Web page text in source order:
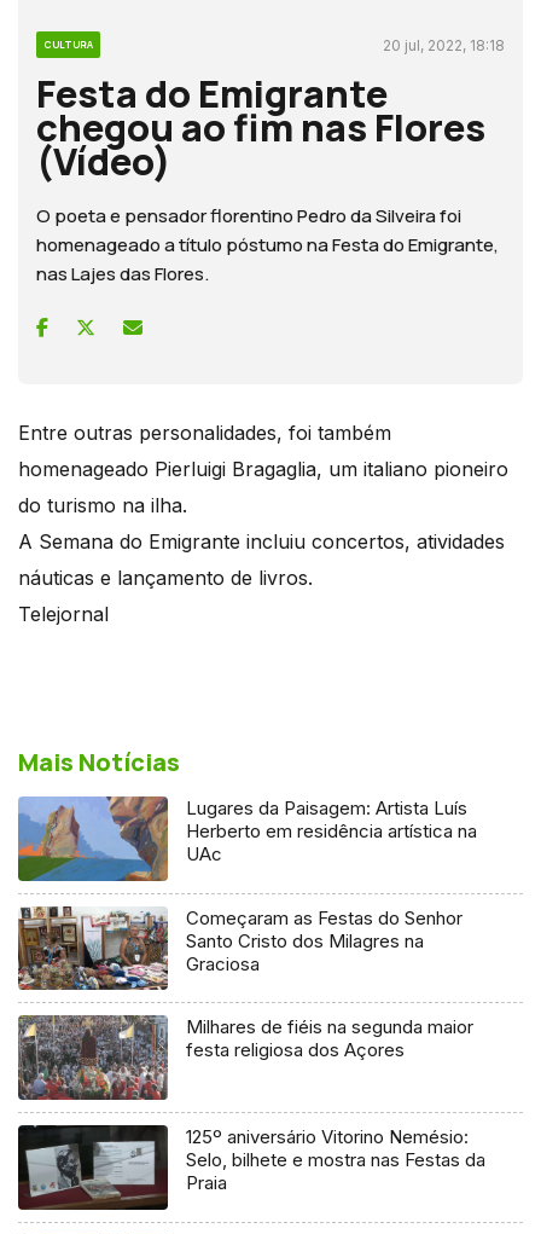
CULTURA 20 jul, 2022, 18:18
Festa do Emigrante
chegou ao fim nas Flores
(Vídeo)
O poeta e pensador florentino Pedro da Silveira foi
homenageado a título póstumo na Festa do Emigrante,
nas Lajes das Flores.
Entre outras personalidades, foi também
homenageado Pierluigi Bragaglia, um italiano pioneiro
do turismo na ilha.
A Semana do Emigrante incluiu concertos, atividades
náuticas e lançamento de livros.
Telejornal
Mais Notícias
Lugares da Paisagem: Artista Luís
Herberto em residência artística na
UAc
Começaram as Festas do Senhor
Santo Cristo dos Milagres na
Graciosa
Milhares de fiéis na segunda maior
festa religiosa dos Açores
125º aniversário Vitorino Nemésio:
Selo, bilhete e mostra nas Festas da
Praia